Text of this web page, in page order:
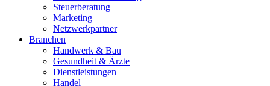
Steuerberatung
Marketing
Netzwerkpartner
Branchen
Handwerk & Bau
Gesundheit & Ärzte
Dienstleistungen
Handel